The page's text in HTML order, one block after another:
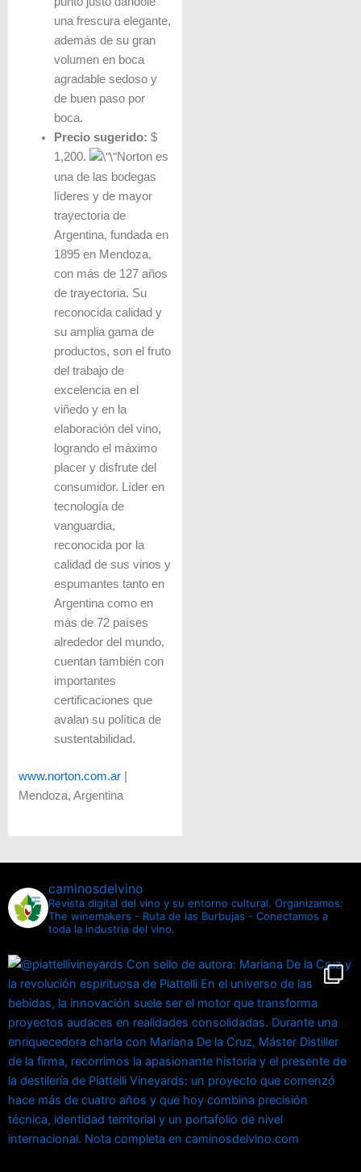
una frescura elegante,
además de su gran
volumen en boca
agradable sedoso y
de buen paso por
boca.
Precio sugerido: $
1,200.
Norton es
una de las bodegas
líderes y de mayor
trayectoria de
Argentina, fundada en
1895 en Mendoza,
con más de 127 años
de trayectoria. Su
reconocida calidad y
su amplia gama de
productos, son el fruto
del trabajo de
excelencia en el
viñedo y en la
elaboración del vino,
logrando el máximo
placer y disfrute del
consumidor. Líder en
tecnología de
vanguardia,
reconocida por la
calidad de sus vinos y
espumantes tanto en
Argentina como en
más de 72 países
alrededor del mundo,
cuentan también con
importantes
certificaciones que
avalan su política de
sustentabilidad.
www.norton.com.ar|
Mendoza, Argentina
caminosdelvino
Revista digital del vino y su entorno cultural. Organizamos:
The winemakers - Ruta de las Burbujas - Conectamos a
toda la industria del vino.